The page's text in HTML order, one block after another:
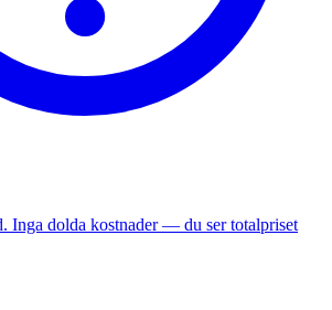
Inga dolda kostnader — du ser totalpriset